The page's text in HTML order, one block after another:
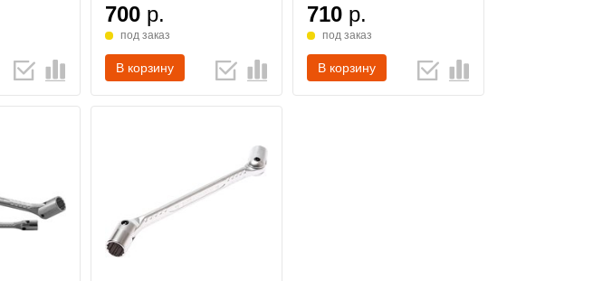
700 р.
под заказ
В корзину
710 р.
под заказ
В корзину